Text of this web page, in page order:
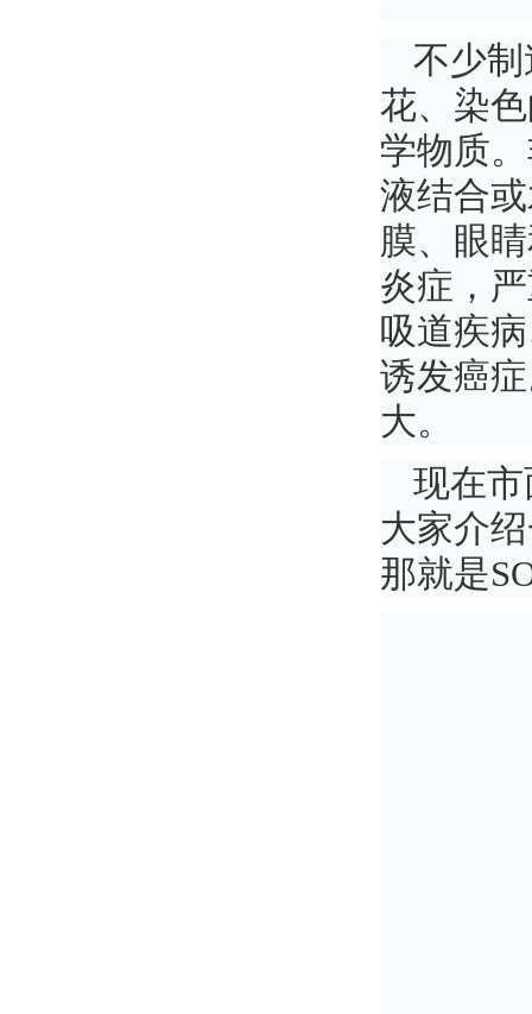
不少
花、染
学物质
液结合
膜、眼
炎症，
吸道疾
诱发癌
大。
现在
大家介
那就是